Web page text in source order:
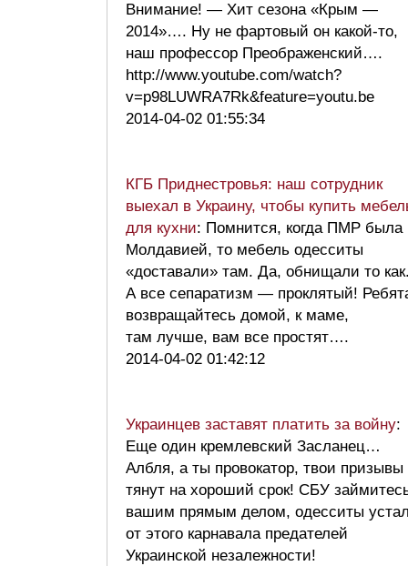
Внимание! — Хит сезона «Крым —
2014»…. Ну не фартовый он какой-то,
наш профессор Преображенский….
http://www.youtube.com/watch?
v=p98LUWRA7Rk&feature=youtu.be
2014-04-02 01:55:34
КГБ Приднестровья: наш сотрудник
выехал в Украину, чтобы купить
для кухни: Помнится, когда ПМР была
Молдавией, то мебель одесситы
«доставали» там. Да, обнищали то
А все сепаратизм — проклятый!
возвращайтесь домой, к маме,
там лучше, вам все простят….
2014-04-02 01:42:12
Украинцев заставят платить за войну:
Еще один кремлевский Засланец…
Албля, а ты провокатор, твои призывы
тянут на хороший срок! СБУ
вашим прямым делом, одесситы
от этого карнавала предателей
Украинской незалежности!